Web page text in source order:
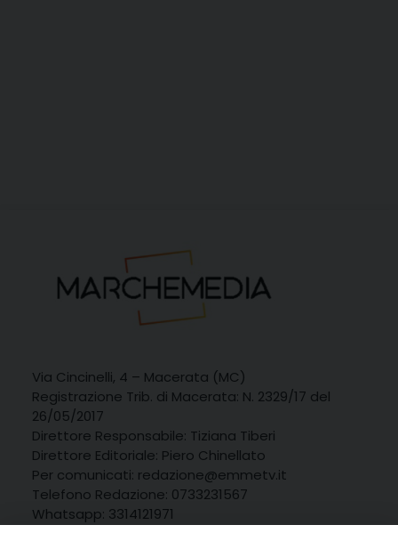
Via Cincinelli, 4 – Macerata (MC)
Registrazione Trib. di Macerata: N. 2329/17 del
26/05/2017
Direttore Responsabile: Tiziana Tiberi
Direttore Editoriale: Piero Chinellato
Per comunicati: redazione@emmetv.it
Telefono Redazione: 0733231567
Whatsapp: 3314121971